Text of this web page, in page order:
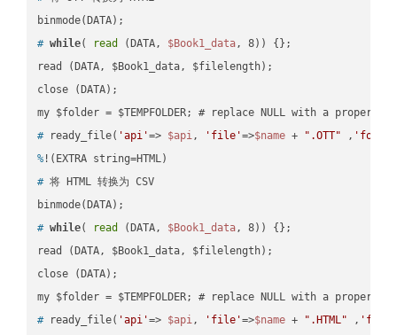
# while( read (DATA, $Book1_data, 8)) {};
read (DATA, $Book1_data, $filelength);
close (DATA);
# ready_file( 'api'=> $api, 'file'=>$name + ".OTT" ,
% !(EXTRA string=HTML)
# 将 HTML 转换为 CSV
# while( read (DATA, $Book1_data, 8)) {};
read (DATA, $Book1_data, $filelength);
close (DATA);
# ready_file( 'api'=> $api, 'file'=>$name + ".HTML" ,